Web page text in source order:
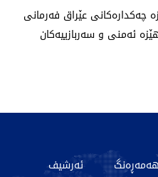
چەکدارەکانی عێراق فەرمانی
ئەمنی و سەربازییەکان
هەمەڕەنگ
ئەرشیف